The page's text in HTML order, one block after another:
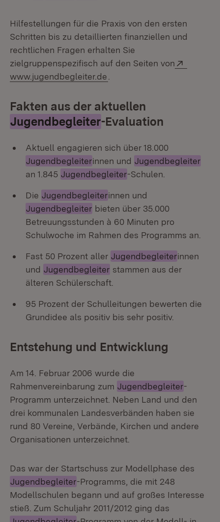
Hilfestellungen für die Praxis von den ersten
Schritten bis zu detaillierten finanziellen und
rechtlichen Fragen erhalten Sie
zielgruppenspezifisch auf den Seiten von
www.jugendbegleiter.de
Fakten aus der aktuellen
Jugendbegleiter-Evaluation
Aktuell engagieren sich über 18.000
Jugendbegleiterinnen und Jugendbegleiter
an 1.845 Jugendbegleiter-Schulen.
Die Jugendbegleiterinnen und
Jugendbegleiter bieten über 35.000
Betreuungsstunden à 60 Minuten pro
Schulwoche im Rahmen des Programms an.
Fast 50 Prozent aller Jugendbegleiterinnen
und Jugendbegleiter stammen aus der
älteren Schülerschaft.
95 Prozent der Schulleitungen bewerten die
Grundidee als positiv bis sehr positiv.
Entstehung und Entwicklung
Am 14. Februar 2006 wurde die
Rahmenvereinbarung zum Jugendbegleiter-
Programm unterzeichnet. Neben Land und den
drei kommunalen Landesverbänden haben sie
rund 80 Vereine, Verbände, Kirchen und andere
Organisationen unterzeichnet.
Das war der Startschuss zur Modellphase des
Jugendbegleiter-Programms, die mit 248
Modellschulen begann und auf großes Interesse
stieß. Zum Schuljahr 2011/2012 ging das